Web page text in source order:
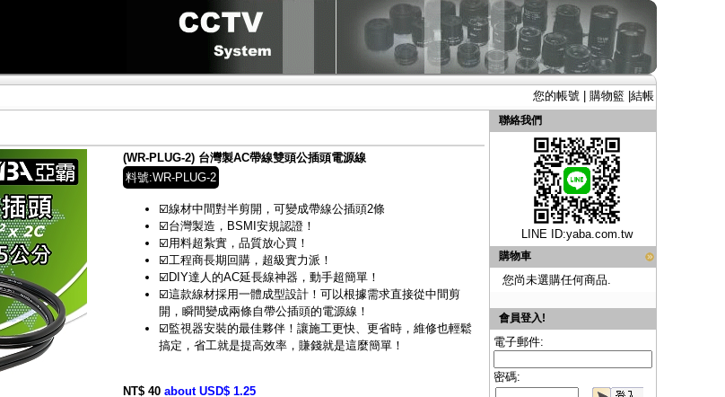
您的帳號| 購物籃| 結帳
(WR-PLUG-2) 台灣製AC帶線雙頭公插頭電源線
料號:WR-PLUG-2
☑️線材中間對半剪開，可變成帶線公插頭2條
☑️台灣製造，BSMI安規認證！
☑️用料超紮實，品質放心買！
☑️工程商長期回購，超級實力派！
☑️DIY達人的AC延長線神器，動手超簡單！
☑️這款線材採用一體成型設計！可以根據需求直接從中間剪
開，瞬間變成兩條自帶公插頭的電源線！
☑️監視器安裝的最佳夥伴！讓施工更快、更省時，維修也輕鬆
搞定，省工就是提高效率，賺錢就是這麼簡單！
NT$ 40 about USD$ 1.25
聯絡我們
LINE ID:yaba.com.tw
購物車
您尚未選購任何商品.
會員登入!
電子郵件:
密碼: